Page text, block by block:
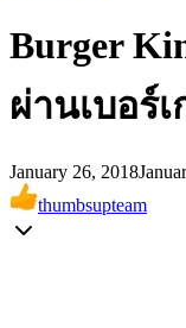
Burger
ผ่านเบอร์เ
January 26, 2018
thumbsupteam